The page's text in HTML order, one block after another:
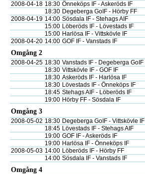
2008-04-18 18:30 Önneköps IF - Askeröds IF
18:30 Degeberga GoIF - Hörby FF
2008-04-19 14:00 Sösdala IF - Stehags AIF
15:00 Löberöds IF - Lövestads IF
15:00 Harlösa IF - Vittskövle IF
2008-04-20 14:00 GOF IF - Vanstads IF
Omgång 2
2008-04-25 18:30 Vanstads IF - Degeberga GoIF
18:30 Vittskövle IF - GOF IF
18:30 Askeröds IF - Harlösa IF
18:30 Lövestads IF - Önneköps IF
18:45 Stehags AIF - Löberöds IF
19:00 Hörby FF - Sösdala IF
Omgång 3
2008-05-02 18:30 Degeberga GoIF - Vittskövle IF
18:45 Lövestads IF - Stehags AIF
19:00 GOF IF - Askeröds IF
19:00 Harlösa IF - Önneköps IF
2008-05-03 14:00 Löberöds IF - Hörby FF
14:00 Sösdala IF - Vanstads IF
Omgång 4